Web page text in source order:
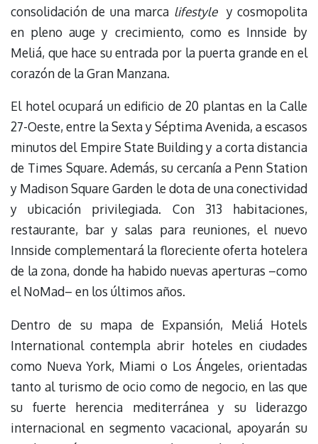
consolidación de una marca lifestyle y cosmopolita
en pleno auge y crecimiento, como es Innside by
Meliá, que hace su entrada por la puerta grande en el
corazón de la Gran Manzana.
El hotel ocupará un edificio de 20 plantas en la Calle
27-Oeste, entre la Sexta y Séptima Avenida, a escasos
minutos del Empire State Building y a corta distancia
de Times Square. Además, su cercanía a Penn Station
y Madison Square Garden le dota de una conectividad
y ubicación privilegiada. Con 313 habitaciones,
restaurante, bar y salas para reuniones, el nuevo
Innside complementará la floreciente oferta hotelera
de la zona, donde ha habido nuevas aperturas –como
el NoMad– en los últimos años.
Dentro de su mapa de Expansión, Meliá Hotels
International contempla abrir hoteles en ciudades
como Nueva York, Miami o Los Ángeles, orientadas
tanto al turismo de ocio como de negocio, en las que
su fuerte herencia mediterránea y su liderazgo
internacional en segmento vacacional, apoyarán su